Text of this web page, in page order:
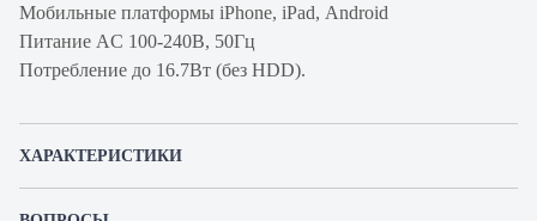
Мобильные платформы iPhone, iPad, Android
Питание AC 100-240В, 50Гц
Потребление до 16.7Вт (без HDD).
ХАРАКТЕРИСТИКИ